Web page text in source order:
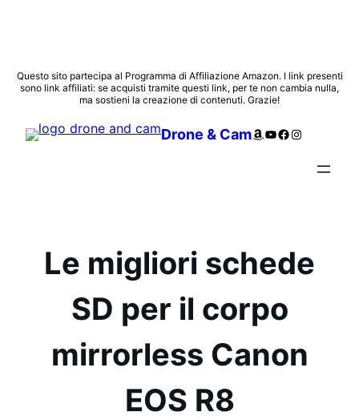
Vai
Questo sito partecipa al Programma di Affiliazione Amazon. I link presenti
sono link affiliati: se acquisti tramite questi link, per te non cambia nulla,
ma sostieni la creazione di contenuti. Grazie!
Drone & CamAmazon
YouTube
Facebook
Instagram
Le migliori schede
SD per il corpo
mirrorless Canon
EOS R8